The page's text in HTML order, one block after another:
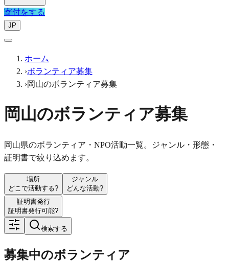
寄付をする
JP
ホーム
›ボランティア募集
›岡山のボランティア募集
岡山のボランティア募集
岡山県のボランティア・NPO活動一覧。ジャンル・形態・
証明書で絞り込めます。
場所
どこで活動する?
ジャンル
どんな活動?
証明書発行
証明書発行可能?
検索する
募集中のボランティア